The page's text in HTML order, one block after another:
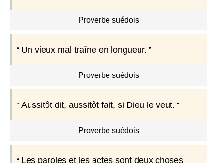
Proverbe suédois
Un vieux mal traîne en longueur.
Proverbe suédois
Aussitôt dit, aussitôt fait, si Dieu le veut.
Proverbe suédois
Les paroles et les actes sont deux choses